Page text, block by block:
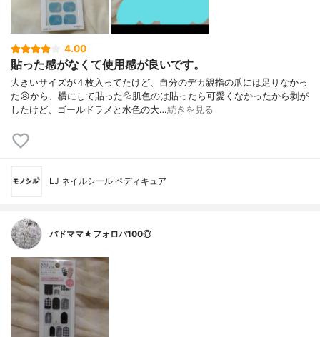
4.00
貼った感がなくて使用感が良いです。
大きいサイズが４枚入ってたけど、自分のデカ親指の爪には足りなかっ
た😣から、横にして貼った💦肌色のは貼ったら可愛くなかったから剥が
したけど、ゴールドラメと水色の大…続きを見る
LJ ネイルシール ペディキュア
バドママ★フォロバ100◎